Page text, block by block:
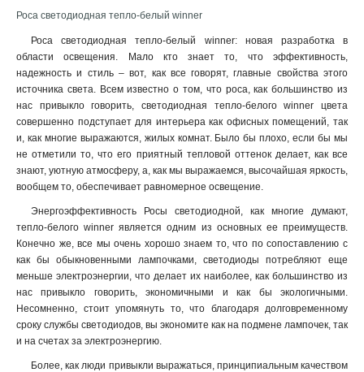
Роса светодиодная тепло-белый winner
Роса светодиодная тепло-белый winner: новая разработка в
области освещения. Мало кто знает то, что эффективность,
надежность и стиль – вот, как все говорят, главные свойства этого
источника света. Всем известно о том, что роса, как большинство из
нас привыкло говорить, светодиодная тепло-белого winner цвета
совершенно подступает для интерьера как офисных помещений, так
и, как многие выражаются, жилых комнат. Было бы плохо, если бы мы
не отметили то, что его приятный тепловой оттенок делает, как все
знают, уютную атмосферу, а, как мы выражаемся, высочайшая яркость,
вообщем то, обеспечивает равномерное освещение.
Энергоэффективность Росы светодиодной, как многие думают,
тепло-белого winner является одним из основных ее преимуществ.
Конечно же, все мы очень хорошо знаем то, что по сопоставлению с
как бы обыкновенными лампочками, светодиоды потребляют еще
меньше электроэнергии, что делает их наиболее, как большинство из
нас привыкло говорить, экономичными и как бы экологичными.
Несомненно, стоит упомянуть то, что благодаря долговременному
сроку службы светодиодов, вы экономите как на подмене лампочек, так
и на счетах за электроэнергию.
Более, как люди привыкли выражаться, принципиальным качеством